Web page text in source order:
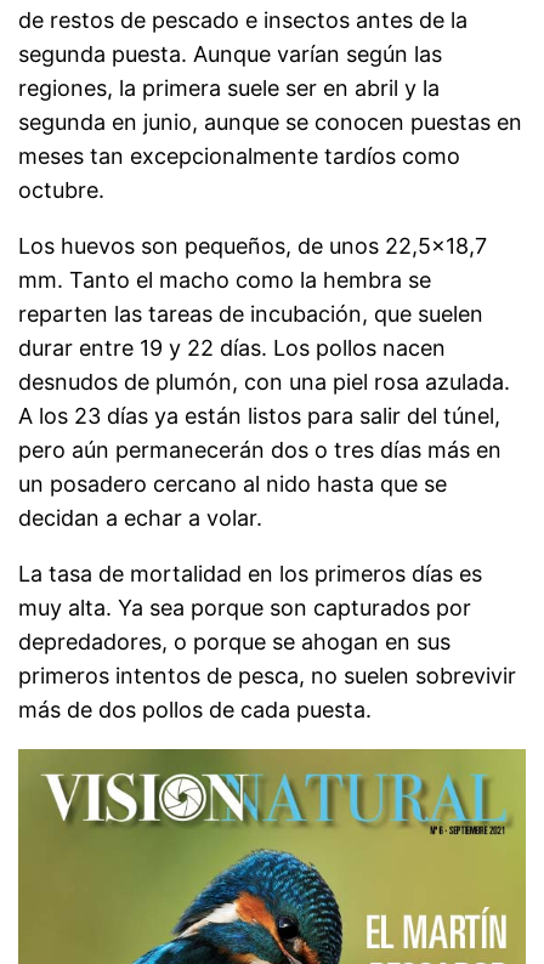
de restos de pescado e insectos antes de la
segunda puesta. Aunque varían según las
regiones, la primera suele ser en abril y la
segunda en junio, aunque se conocen puestas en
meses tan excepcionalmente tardíos como
octubre.
Los huevos son pequeños, de unos 22,5×18,7
mm. Tanto el macho como la hembra se
reparten las tareas de incubación, que suelen
durar entre 19 y 22 días. Los pollos nacen
desnudos de plumón, con una piel rosa azulada.
A los 23 días ya están listos para salir del túnel,
pero aún permanecerán dos o tres días más en
un posadero cercano al nido hasta que se
decidan a echar a volar.
La tasa de mortalidad en los primeros días es
muy alta. Ya sea porque son capturados por
depredadores, o porque se ahogan en sus
primeros intentos de pesca, no suelen sobrevivir
más de dos pollos de cada puesta.